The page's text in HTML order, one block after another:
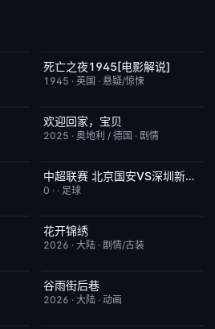
已完结
死亡之夜1945[电影解说]
1945 · 英国 · 悬疑/惊悚
今日更新
欢迎回家，宝贝
2025 · 奥地利 / 德国 · 剧情
已完结 5.0中超联赛 北京国安VS深圳新鹏城20260807
0 · · 足球
更新至第4集
花开锦绣
2026 · 大陆 · 剧情/古装
更新至第4集
谷雨街后巷
2026 · 大陆 · 动画